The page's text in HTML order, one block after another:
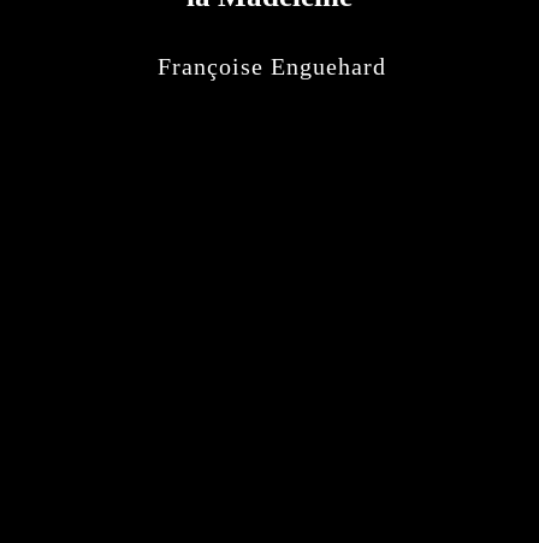
Françoise Enguehard